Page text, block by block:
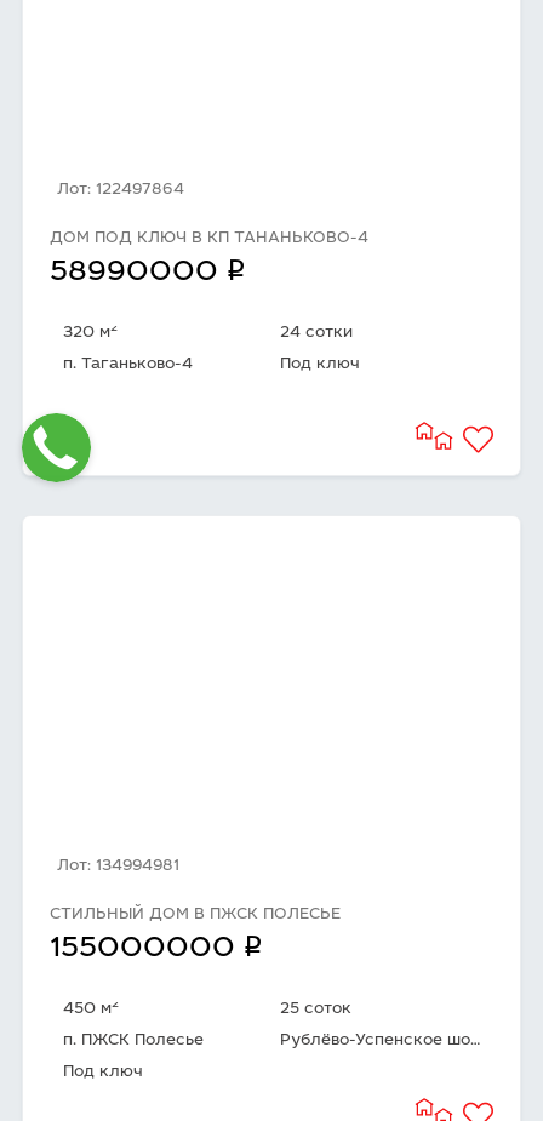
Лот: 122497864
ДОМ ПОД КЛЮЧ В КП ТАНАНЬКОВО-4
58990000 q
320 м2
24 сотки
п. Таганьково-4
Под ключ
Лот: 134994981
СТИЛЬНЫЙ ДОМ В ПЖСК ПОЛЕСЬЕ
155000000 q
450 м2
25 соток
п. ПЖСК Полесье
Рублёво-Успенское шоссе
Под ключ